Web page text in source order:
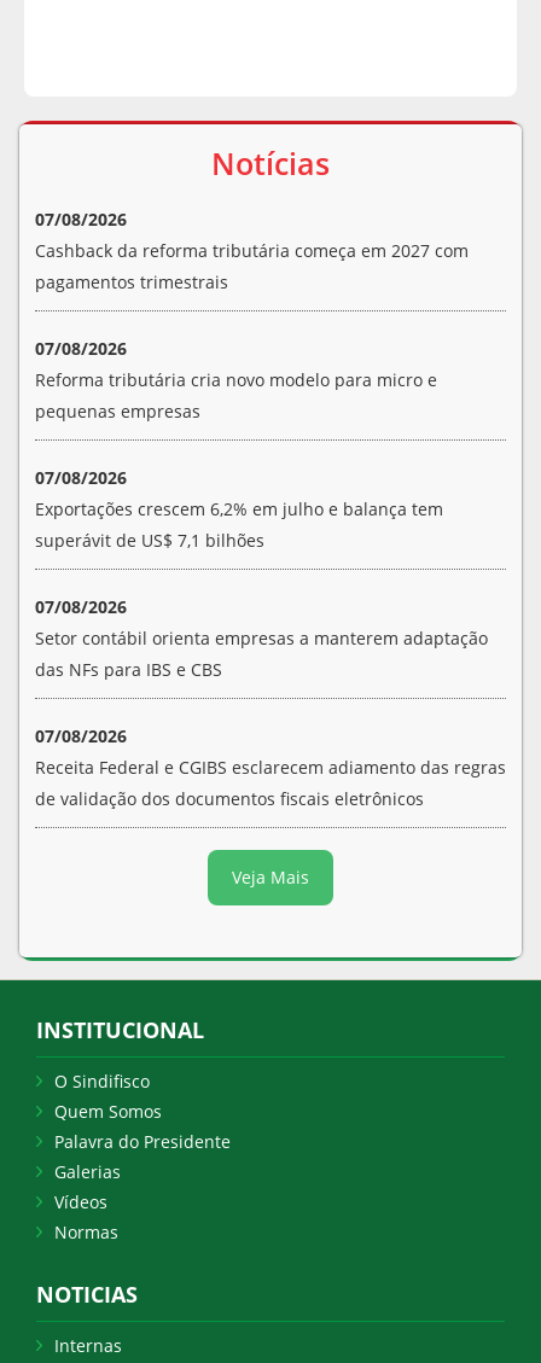
Notícias
07/08/2026
Cashback da reforma tributária começa em 2027 com
pagamentos trimestrais
07/08/2026
Reforma tributária cria novo modelo para micro e
pequenas empresas
07/08/2026
Exportações crescem 6,2% em julho e balança tem
superávit de US$ 7,1 bilhões
07/08/2026
Setor contábil orienta empresas a manterem adaptação
das NFs para IBS e CBS
07/08/2026
Receita Federal e CGIBS esclarecem adiamento das regras
de validação dos documentos fiscais eletrônicos
Veja Mais
INSTITUCIONAL
O Sindifisco
Quem Somos
Palavra do Presidente
Galerias
Vídeos
Normas
NOTICIAS
Internas